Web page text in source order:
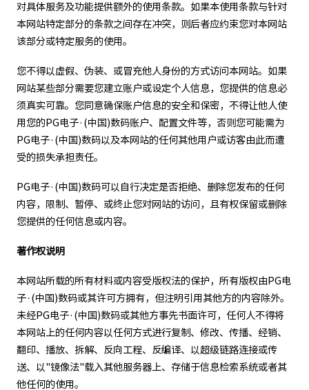
对具体服务及功能提供额外的使用条款。如果本使用条款与针对
本网站特定部分的条款之间存在冲突，则后者应约束您对本网站
该部分或特定服务的使用。
您不得以虚假、伪装、或冒充他人身份的方式访问本网站。如果
网站某些部分需要您建立账户或设定个人信息，您提供的信息必
须真实可靠。您同意确保账户信息的安全和保密，不得让他人使
用您的PG电子·(中国)数码账户、配置文件等，否则您可能需为
PG电子·(中国)数码以及本网站的任何其他用户或访客由此而遭
受的损失承担责任。
PG电子·(中国)数码可以自行决定是否拒绝、删除您发布的任何
内容，限制、暂停、或终止您对网站的访问，且有权保留或删除
您提供的任何信息或内容。
著作权说明
本网站所载的所有材料或内容受版权法的保护，所有版权由PG电
子·(中国)数码或其许可方拥有，但注明引用其他方的内容除外。
未经PG电子·(中国)数码或其他方事先书面许可，任何人不得将
本网站上的任何内容以任何方式进行复制、修改、传播、经销、
翻印、播放、拆解、反向工程、反编译、以超级链路连接或传
送、以"镜像法"载入其他服务器上、存储于信息检索系统或者其
他任何的使用。